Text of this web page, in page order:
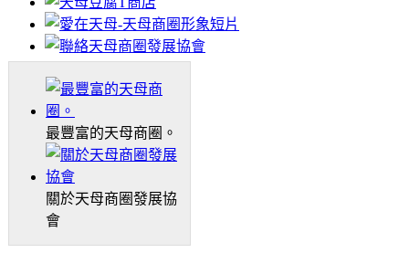
最豐富的天母商圈。
關於天母商圈發展協
會